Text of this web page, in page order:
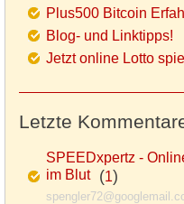
Plus500 Bitcoin
Blog- und Linktipps!
Jetzt online Lotto
Letzte
SPEEDxpertz -
im Blut(1)